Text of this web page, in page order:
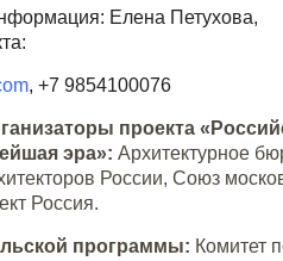
Елена Петухова,
, +7 9854100076
проекта
эра»: Архитектурное
России, Союз
Россия.
программы: Комитет